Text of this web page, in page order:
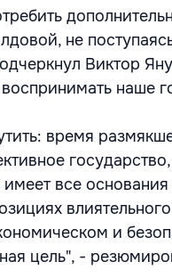
не
Виктор
наше
время
все
и
цель", -